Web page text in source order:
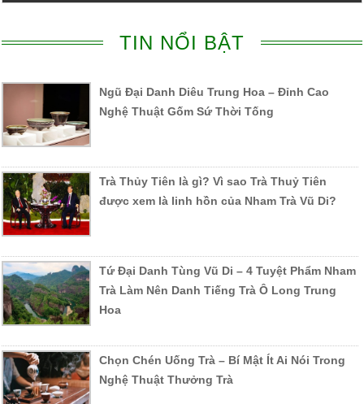
TIN NỔI BẬT
Ngũ Đại Danh Diêu Trung Hoa – Đỉnh Cao
Nghệ Thuật Gốm Sứ Thời Tống
Trà Thủy Tiên là gì? Vì sao Trà Thuỷ Tiên
được xem là linh hồn của Nham Trà Vũ Di?
Tứ Đại Danh Tùng Vũ Di – 4 Tuyệt Phẩm Nham
Trà Làm Nên Danh Tiếng Trà Ô Long Trung
Hoa
Chọn Chén Uống Trà – Bí Mật Ít Ai Nói Trong
Nghệ Thuật Thưởng Trà